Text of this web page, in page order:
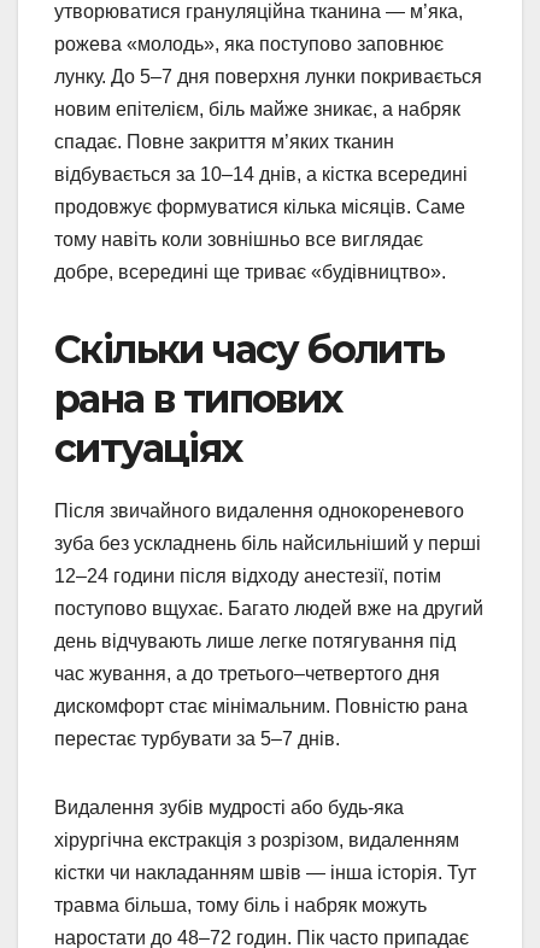
утворюватися грануляційна тканина — м’яка,
рожева «молодь», яка поступово заповнює
лунку. До 5–7 дня поверхня лунки покривається
новим епітелієм, біль майже зникає, а набряк
спадає. Повне закриття м’яких тканин
відбувається за 10–14 днів, а кістка всередині
продовжує формуватися кілька місяців. Саме
тому навіть коли зовнішньо все виглядає
добре, всередині ще триває «будівництво».
Скільки часу болить
рана в типових
ситуаціях
Після звичайного видалення однокореневого
зуба без ускладнень біль найсильніший у перші
12–24 години після відходу анестезії, потім
поступово вщухає. Багато людей вже на другий
день відчувають лише легке потягування під
час жування, а до третього–четвертого дня
дискомфорт стає мінімальним. Повністю рана
перестає турбувати за 5–7 днів.
Видалення зубів мудрості або будь-яка
хірургічна екстракція з розрізом, видаленням
кістки чи накладанням швів — інша історія. Тут
травма більша, тому біль і набряк можуть
наростати до 48–72 годин. Пік часто припадає